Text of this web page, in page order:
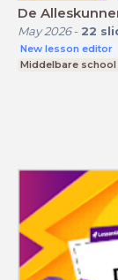
De
May 2026- 22
New lesson editor
Middelbare school